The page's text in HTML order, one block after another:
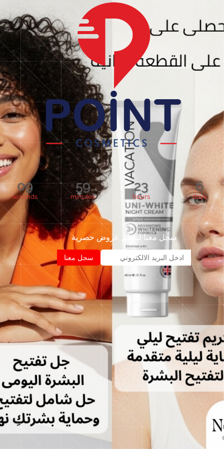
6
days
23
hours
59
minutes
09
seconds
سجل معنا ليصلم عروض حصرية